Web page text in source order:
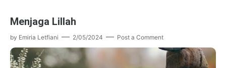
Menjaga Lillah
by Emiria Letfiani 2/05/2024 Post a Comment